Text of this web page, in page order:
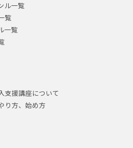
ル一覧
覧
一覧
支援講座について
り方、始め方